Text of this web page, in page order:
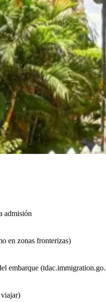
admisión
en zonas fronterizas)
embarque
viajar)